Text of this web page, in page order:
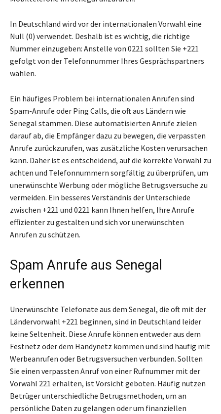
In Deutschland wird vor der internationalen Vorwahl eine
Null (0) verwendet. Deshalb ist es wichtig, die richtige
Nummer einzugeben: Anstelle von 0221 sollten Sie +221
gefolgt von der Telefonnummer Ihres Gesprächspartners
wählen.
Ein häufiges Problem bei internationalen Anrufen sind
Spam-Anrufe oder Ping Calls, die oft aus Ländern wie
Senegal stammen. Diese automatisierten Anrufe zielen
darauf ab, die Empfänger dazu zu bewegen, die verpassten
Anrufe zurückzurufen, was zusätzliche Kosten verursachen
kann. Daher ist es entscheidend, auf die korrekte Vorwahl zu
achten und Telefonnummern sorgfältig zu überprüfen, um
unerwünschte Werbung oder mögliche Betrugsversuche zu
vermeiden. Ein besseres Verständnis der Unterschiede
zwischen +221 und 0221 kann Ihnen helfen, Ihre Anrufe
effizienter zu gestalten und sich vor unerwünschten
Anrufen zu schützen.
Spam Anrufe aus Senegal
erkennen
Unerwünschte Telefonate aus dem Senegal, die oft mit der
Ländervorwahl +221 beginnen, sind in Deutschland leider
keine Seltenheit. Diese Anrufe können entweder aus dem
Festnetz oder dem Handynetz kommen und sind häufig mit
Werbeanrufen oder Betrugsversuchen verbunden. Sollten
Sie einen verpassten Anruf von einer Rufnummer mit der
Vorwahl 221 erhalten, ist Vorsicht geboten. Häufig nutzen
Betrüger unterschiedliche Betrugsmethoden, um an
persönliche Daten zu gelangen oder um finanziellen